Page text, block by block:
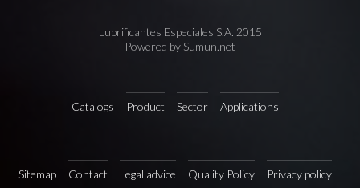
Lubrificantes Especiales S.A. 2015
Powered by Sumun.net
Catalogs Product Sector Applications
Sitemap Contact Legal advice Quality Policy Privacy policy